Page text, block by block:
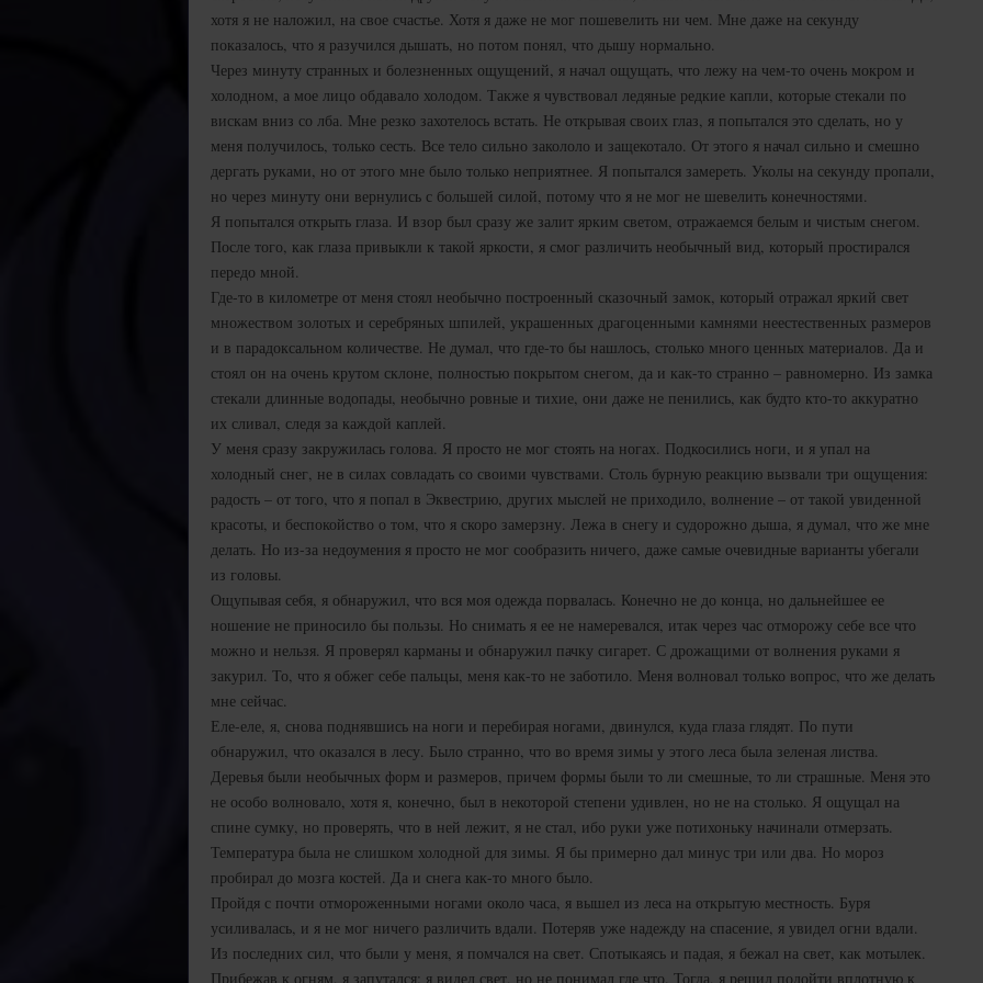
хотя я не наложил, на свое счастье. Хотя я даже не мог пошевелить ни чем. Мне даже на секунду
показалось, что я разучился дышать, но потом понял, что дышу нормально.
Через минуту странных и болезненных ощущений, я начал ощущать, что лежу на чем-то очень мокром и
холодном, а мое лицо обдавало холодом. Также я чувствовал ледяные редкие капли, которые стекали по
вискам вниз со лба. Мне резко захотелось встать. Не открывая своих глаз, я попытался это сделать, но у
меня получилось, только сесть. Все тело сильно закололо и защекотало. От этого я начал сильно и смешно
дергать руками, но от этого мне было только неприятнее. Я попытался замереть. Уколы на секунду пропали,
но через минуту они вернулись с большей силой, потому что я не мог не шевелить конечностями.
Я попытался открыть глаза. И взор был сразу же залит ярким светом, отражаемся белым и чистым снегом.
После того, как глаза привыкли к такой яркости, я смог различить необычный вид, который простирался
передо мной.
Где-то в километре от меня стоял необычно построенный сказочный замок, который отражал яркий свет
множеством золотых и серебряных шпилей, украшенных драгоценными камнями неестественных размеров
и в парадоксальном количестве. Не думал, что где-то бы нашлось, столько много ценных материалов. Да и
стоял он на очень крутом склоне, полностью покрытом снегом, да и как-то странно – равномерно. Из замка
стекали длинные водопады, необычно ровные и тихие, они даже не пенились, как будто кто-то аккуратно
их сливал, следя за каждой каплей.
У меня сразу закружилась голова. Я просто не мог стоять на ногах. Подкосились ноги, и я упал на
холодный снег, не в силах совладать со своими чувствами. Столь бурную реакцию вызвали три ощущения:
радость – от того, что я попал в Эквестрию, других мыслей не приходило, волнение – от такой увиденной
красоты, и беспокойство о том, что я скоро замерзну. Лежа в снегу и судорожно дыша, я думал, что же мне
делать. Но из-за недоумения я просто не мог сообразить ничего, даже самые очевидные варианты убегали
из головы.
Ощупывая себя, я обнаружил, что вся моя одежда порвалась. Конечно не до конца, но дальнейшее ее
ношение не приносило бы пользы. Но снимать я ее не намеревался, итак через час отморожу себе все что
можно и нельзя. Я проверял карманы и обнаружил пачку сигарет. С дрожащими от волнения руками я
закурил. То, что я обжег себе пальцы, меня как-то не заботило. Меня волновал только вопрос, что же делать
мне сейчас.
Еле-еле, я, снова поднявшись на ноги и перебирая ногами, двинулся, куда глаза глядят. По пути
обнаружил, что оказался в лесу. Было странно, что во время зимы у этого леса была зеленая листва.
Деревья были необычных форм и размеров, причем формы были то ли смешные, то ли страшные. Меня это
не особо волновало, хотя я, конечно, был в некоторой степени удивлен, но не на столько. Я ощущал на
спине сумку, но проверять, что в ней лежит, я не стал, ибо руки уже потихоньку начинали отмерзать.
Температура была не слишком холодной для зимы. Я бы примерно дал минус три или два. Но мороз
пробирал до мозга костей. Да и снега как-то много было.
Пройдя с почти отмороженными ногами около часа, я вышел из леса на открытую местность. Буря
усиливалась, и я не мог ничего различить вдали. Потеряв уже надежду на спасение, я увидел огни вдали.
Из последних сил, что были у меня, я помчался на свет. Спотыкаясь и падая, я бежал на свет, как мотылек.
Прибежав к огням, я запутался: я видел свет, но не понимал где что. Тогда, я решил подойти вплотную к